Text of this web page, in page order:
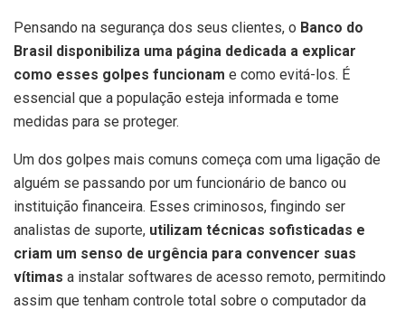
Pensando na segurança dos seus clientes, o Banco do
Brasil disponibiliza uma página dedicada a explicar
como esses golpes funcionam e como evitá-los. É
essencial que a população esteja informada e tome
medidas para se proteger.
Um dos golpes mais comuns começa com uma ligação de
alguém se passando por um funcionário de banco ou
instituição financeira. Esses criminosos, fingindo ser
analistas de suporte, utilizam técnicas sofisticadas e
criam um senso de urgência para convencer suas
vítimas a instalar softwares de acesso remoto, permitindo
assim que tenham controle total sobre o computador da